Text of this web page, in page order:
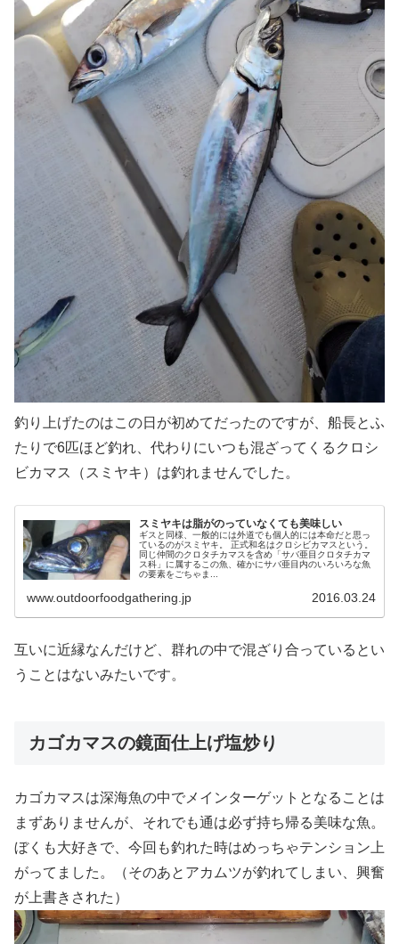
釣り上げたのはこの日が初めてだったのですが、船長とふ
たりで6匹ほど釣れ、代わりにいつも混ざってくるクロシ
ビカマス（スミヤキ）は釣れませんでした。
スミヤキは脂がのっていなくても美味しい
ギスと同様、一般的には外道でも個人的には本命だと思っ
ているのがスミヤキ。 正式和名はクロシビカマスという。
同じ仲間のクロタチカマスを含め「サバ亜目クロタチカマ
ス科」に属するこの魚、確かにサバ亜目内のいろいろな魚
の要素をごちゃま...
www.outdoorfoodgathering.jp 2016.03.24
互いに近縁なんだけど、群れの中で混ざり合っているとい
うことはないみたいです。
カゴカマスの鏡面仕上げ塩炒り
カゴカマスは深海魚の中でメインターゲットとなることは
まずありませんが、それでも通は必ず持ち帰る美味な魚。
ぼくも大好きで、今回も釣れた時はめっちゃテンション上
がってました。（そのあとアカムツが釣れてしまい、興奮
が上書きされた）